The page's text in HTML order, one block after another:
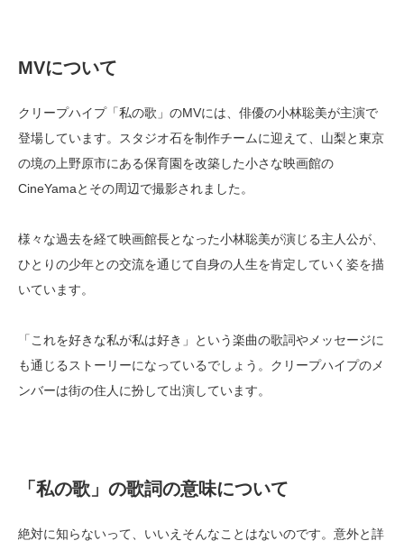
MVについて
クリープハイプ「私の歌」のMVには、俳優の小林聡美が主演で
登場しています。スタジオ石を制作チームに迎えて、山梨と東京
の境の上野原市にある保育園を改築した小さな映画館の
CineYamaとその周辺で撮影されました。
様々な過去を経て映画館長となった小林聡美が演じる主人公が、
ひとりの少年との交流を通じて自身の人生を肯定していく姿を描
いています。
「これを好きな私が私は好き」という楽曲の歌詞やメッセージに
も通じるストーリーになっているでしょう。クリープハイプのメ
ンバーは街の住人に扮して出演しています。
「私の歌」の歌詞の意味について
絶対に知らないって、いいえそんなことはないのです。意外と詳